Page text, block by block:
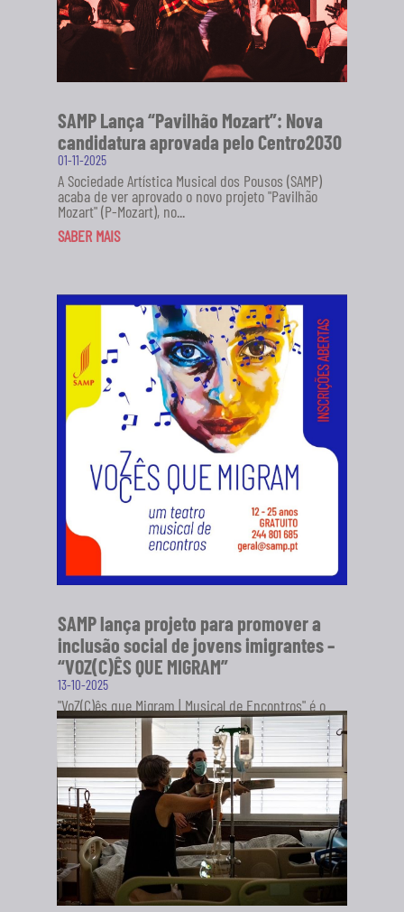
SAMP Lança “Pavilhão Mozart”: Nova
candidatura aprovada pelo Centro2030
01-11-2025
A Sociedade Artística Musical dos Pousos (SAMP)
acaba de ver aprovado o novo projeto "Pavilhão
Mozart" (P-Mozart), no...
SABER MAIS
SAMP lança projeto para promover a
inclusão social de jovens imigrantes –
“VOZ(C)ÊS QUE MIGRAM”
13-10-2025
"VoZ(C)ês que Migram | Musical de Encontros" é o
novo projeto da Sociedade Artística Musical dos
Pousos (SAMP), em...
SABER MAIS